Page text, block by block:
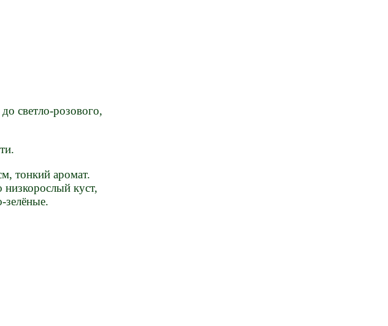
светло-розового,
тонкий аромат.
куст,
зелёные.